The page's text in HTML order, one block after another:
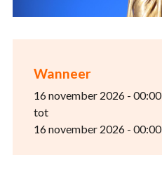
Wanneer
16 november 2026 - 00:00
tot
16 november 2026 - 00:00